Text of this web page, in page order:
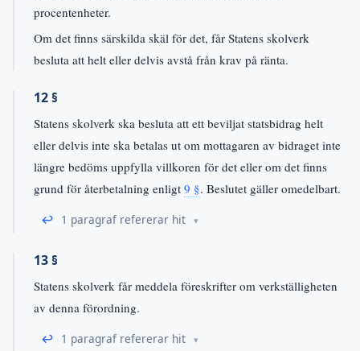
procentenheter.
Om det finns särskilda skäl för det, får Statens skolverk
besluta att helt eller delvis avstå från krav på ränta.
12 §
Statens skolverk ska besluta att ett beviljat statsbidrag helt
eller delvis inte ska betalas ut om mottagaren av bidraget inte
längre bedöms uppfylla villkoren för det eller om det finns
grund för återbetalning enligt 9 §. Beslutet gäller omedelbart.
↩ 1 paragraf refererar hit
13 §
Statens skolverk får meddela föreskrifter om verkställigheten
av denna förordning.
↩ 1 paragraf refererar hit